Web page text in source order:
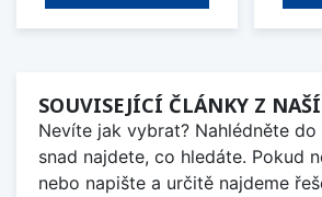
SOUVISEJÍCÍ ČLÁNKY Z
Nevíte jak vybrat? Nahlédněte do
snad najdete, co hledáte. Pokud
nebo napište a určitě najdeme